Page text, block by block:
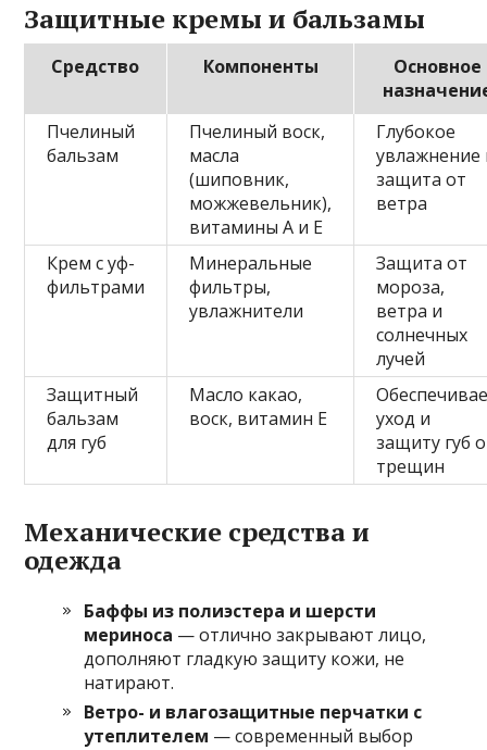
Защитные кремы и бальзамы
Средство Компоненты
Основное
Пчелиный
бальзам
Пчелиный воск,
масла
(шиповник,
можжевельник),
витамины A и E
Глубокое
увлажнение
защита от
ветра
Крем с уф-
фильтрами
Минеральные
фильтры,
увлажнители
Защита от
мороза,
ветра и
солнечных
лучей
Защитный
бальзам
для губ
Масло какао,
воск, витамин Е
уход и
защиту губ
трещин
Механические средства и
одежда
Баффы из полиэстера и шерсти
мериноса — отлично закрывают лицо,
дополняют гладкую защиту кожи, не
натирают.
Ветро- и влагозащитные перчатки с
утеплителем — современный выбор